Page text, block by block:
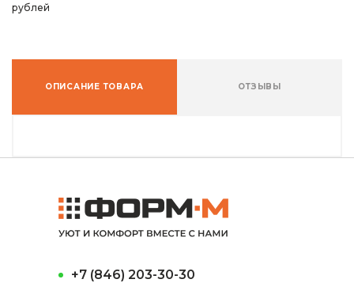
рублей
ОПИСАНИЕ ТОВАРА ОТЗЫВЫ
+7 (846) 203-30-30